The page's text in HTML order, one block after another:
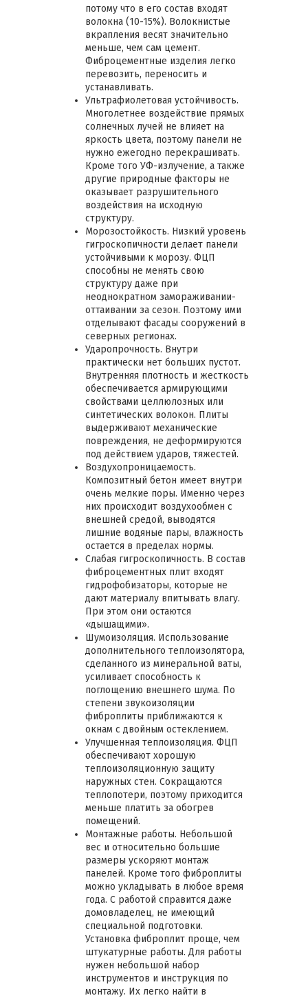
потому что в его состав входят
волокна (10-15%). Волокнистые
вкрапления весят значительно
меньше, чем сам цемент.
Фиброцементные изделия легко
перевозить, переносить и
устанавливать.
Ультрафиолетовая устойчивость.
Многолетнее воздействие прямых
солнечных лучей не влияет на
яркость цвета, поэтому панели не
нужно ежегодно перекрашивать.
Кроме того УФ-излучение, а также
другие природные факторы не
оказывает разрушительного
воздействия на исходную
структуру.
Морозостойкость. Низкий уровень
гигроскопичности делает панели
устойчивыми к морозу. ФЦП
способны не менять свою
структуру даже при
неоднократном замораживании-
оттаивании за сезон. Поэтому ими
отделывают фасады сооружений в
северных регионах.
Ударопрочность. Внутри
практически нет больших пустот.
Внутренняя плотность и жесткость
обеспечивается армирующими
свойствами целлюлозных или
синтетических волокон. Плиты
выдерживают механические
повреждения, не деформируются
под действием ударов, тяжестей.
Воздухопроницаемость.
Композитный бетон имеет внутри
очень мелкие поры. Именно через
них происходит воздухообмен с
внешней средой, выводятся
лишние водяные пары, влажность
остается в пределах нормы.
Слабая гигроскопичность. В состав
фиброцементных плит входят
гидрофобизаторы, которые не
дают материалу впитывать влагу.
При этом они остаются
«дышащими».
Шумоизоляция. Использование
дополнительного теплоизолятора,
сделанного из минеральной ваты,
усиливает способность к
поглощению внешнего шума. По
степени звукоизоляции
фиброплиты приближаются к
окнам с двойным остеклением.
Улучшенная теплоизоляция. ФЦП
обеспечивают хорошую
теплоизоляционную защиту
наружных стен. Сокращаются
теплопотери, поэтому приходится
меньше платить за обогрев
помещений.
Монтажные работы. Небольшой
вес и относительно большие
размеры ускоряют монтаж
панелей. Кроме того фиброплиты
можно укладывать в любое время
года. С работой справится даже
домовладелец, не имеющий
специальной подготовки.
Установка фиброплит проще, чем
штукатурные работы. Для работы
нужен небольшой набор
инструментов и инструкция по
монтажу. Их легко найти в